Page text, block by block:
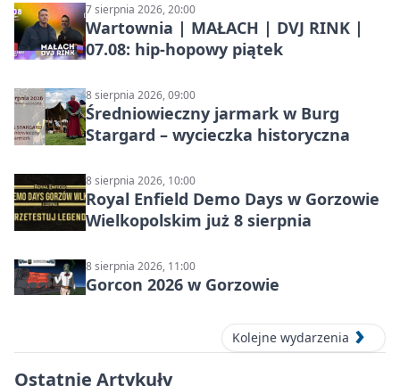
7 sierpnia 2026, 20:00
Wartownia | MAŁACH | DVJ RINK |
07.08: hip-hopowy piątek
8 sierpnia 2026, 09:00
Średniowieczny jarmark w Burg
Stargard – wycieczka historyczna
8 sierpnia 2026, 10:00
Royal Enfield Demo Days w Gorzowie
Wielkopolskim już 8 sierpnia
8 sierpnia 2026, 11:00
Gorcon 2026 w Gorzowie
Kolejne wydarzenia
Ostatnie Artykuły